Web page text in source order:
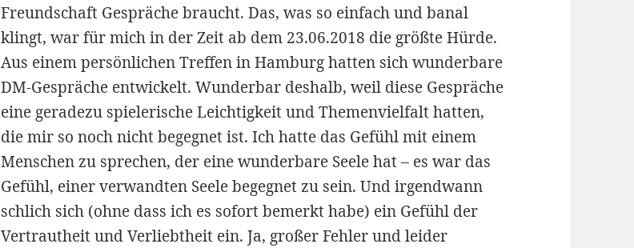
Freundschaft Gespräche braucht. Das, was so einfach und banal
klingt, war für mich in der Zeit ab dem 23.06.2018 die größte Hürde.
Aus einem persönlichen Treffen in Hamburg hatten sich wunderbare
DM-Gespräche entwickelt. Wunderbar deshalb, weil diese Gespräche
eine geradezu spielerische Leichtigkeit und Themenvielfalt hatten,
die mir so noch nicht begegnet ist. Ich hatte das Gefühl mit einem
Menschen zu sprechen, der eine wunderbare Seele hat – es war das
Gefühl, einer verwandten Seele begegnet zu sein. Und irgendwann
schlich sich (ohne dass ich es sofort bemerkt habe) ein Gefühl der
Vertrautheit und Verliebtheit ein. Ja, großer Fehler und leider